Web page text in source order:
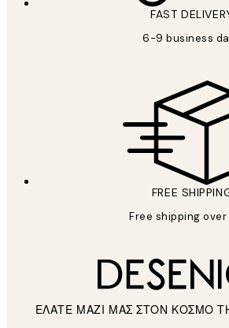
FAST
6-9 business
FREE
Free shipping
ΕΛΑΤΕ ΜΑΖΙ ΜΑΣ ΣΤΟΝ ΚΟΣΜΟ